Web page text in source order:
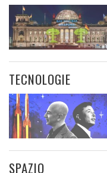
TECNOLOGIE
SPAZIO